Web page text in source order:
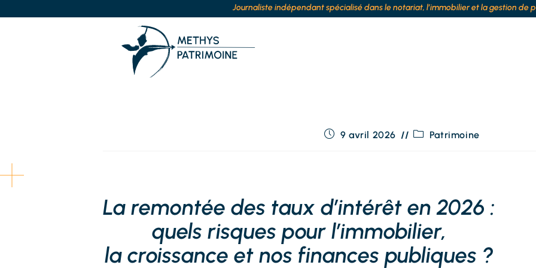
Journaliste indépendant spécialisé dans le notariat, l’immobilier et la gestion de
9 avril 2026 Patrimoine
La remontée des taux d’intérêt en 2026 :
quels risques pour l’immobilier,
la croissance et nos finances publiques ?